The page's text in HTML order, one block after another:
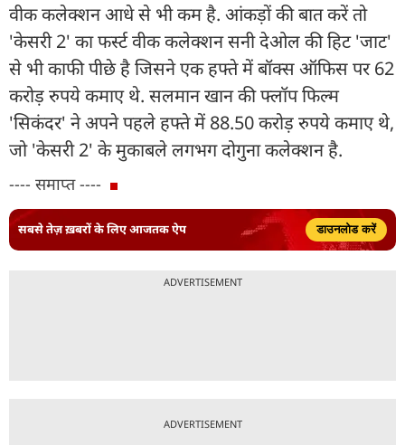
वीक कलेक्शन आधे से भी कम है. आंकड़ों की बात करें तो
'केसरी 2' का फर्स्ट वीक कलेक्शन सनी देओल की हिट 'जाट'
से भी काफी पीछे है जिसने एक हफ्ते में बॉक्स ऑफिस पर 62
करोड़ रुपये कमाए थे. सलमान खान की फ्लॉप फिल्म
'सिकंदर' ने अपने पहले हफ्ते में 88.50 करोड़ रुपये कमाए थे,
जो 'केसरी 2' के मुकाबले लगभग दोगुना कलेक्शन है.
---- समाप्त ----
सबसे तेज़ ख़बरों के लिए आजतक ऐप डाउनलोड करें
ADVERTISEMENT
ADVERTISEMENT